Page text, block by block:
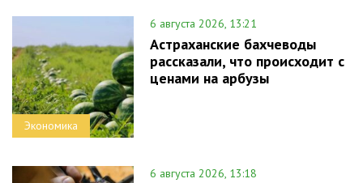
Экономика
6 августа 2026, 13:21
Астраханские бахчеводы
рассказали, что происходит с
ценами на арбузы
6 августа 2026, 13:18